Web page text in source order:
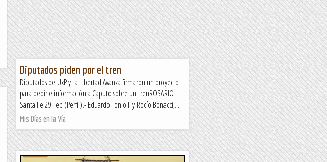
Diputados piden por el tren
Diputados de UxP y La Libertad Avanza firmaron un proyecto
para pedirle información a Caputo sobre un trenROSARIO
Santa Fe 29 Feb (Perfil).- Eduardo Toniolli y Rocío Bonacci,...
Mis Días en la Vía